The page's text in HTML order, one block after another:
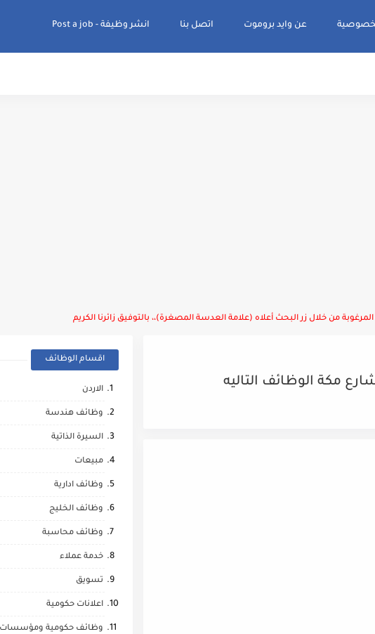
عن وايد بروموت اتصل بنا انشر وظيفة - Post a job
من خلال زر البحث أعلاه (علامة العدسة المصغرة)،، بالتوفيق زائرنا الكريم
مكة الوظائف التاليه
اقسام الوظائف
الاردن
وظائف هندسة
السيرة الذاتية
مبيعات
وظائف ادارية
وظائف الخليج
وظائف محاسبة
خدمة عملاء
تسويق
اعلانات حكومية
وظائف حكومية ومؤسسات